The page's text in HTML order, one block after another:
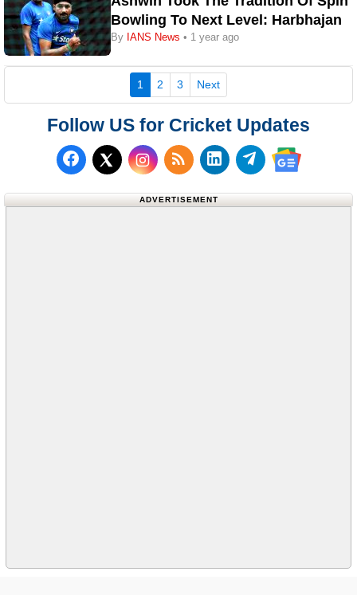
Bowling To Next Level: Harbhajan
By IANS News • 1 year ago
1 (current)
2 3 Next
Follow US for Cricket Updates
Follow us on Facebook
Follow us on X (Twitter)
Subscribe to our RSS
Follow us on
Follow us on
Follow us
ADVERTISEMENT